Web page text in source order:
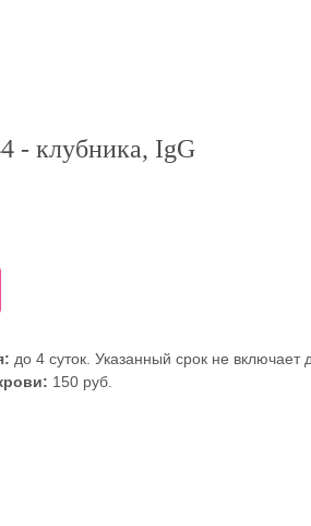
- клубника, IgG
до 4 суток. Указанный срок не включает
150 руб.